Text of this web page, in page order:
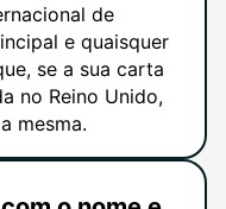
de
e quaisquer
se a sua carta
no Reino Unido,
mesma.